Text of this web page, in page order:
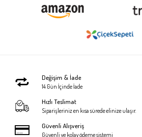
Değişim & İade
14 Gün İçinde İade
Hızlı Teslimat
Siparişleriniz en kısa sürede elinize ulaşır.
Güvenli Alışveriş
Güvenli ve kolay ödeme sistemi